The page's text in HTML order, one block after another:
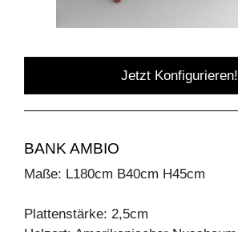
Jetzt Konfigurieren!
BANK AMBIO
Maße: L180cm B40cm H45cm
Plattenstärke: 2,5cm